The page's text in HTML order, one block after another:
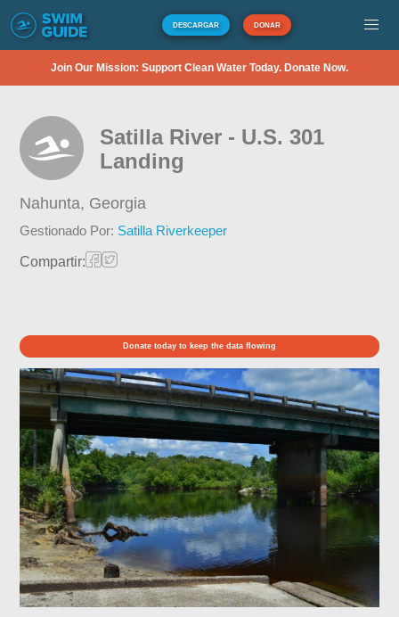
DESCARGAR DONAR
Join Our Mission: Support Clean Water Today. Donate Now.
Satilla River - U.S. 301
Landing
Nahunta, Georgia
Gestionado Por: Satilla Riverkeeper
Compartir:
Donate today to keep the data flowing